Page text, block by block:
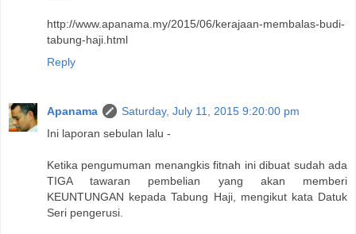
http://www.apanama.my/2015/06/kerajaan-membalas-budi-
tabung-haji.html
Reply
Apanama
Saturday, July 11, 2015 9:20:00 pm
Ini laporan sebulan lalu -
Ketika pengumuman menangkis fitnah ini dibuat sudah ada
TIGA tawaran pembelian yang akan memberi
KEUNTUNGAN kepada Tabung Haji, mengikut kata Datuk
Seri pengerusi.